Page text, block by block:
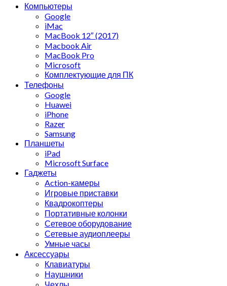
Компьютеры
Google
iMac
MacBook 12″ (2017)
Macbook Air
MacBook Pro
Microsoft
Комплектующие для ПК
Телефоны
Google
Huawei
iPhone
Razer
Samsung
Планшеты
iPad
Microsoft Surface
Гаджеты
Action-камеры
Игровые приставки
Квадрокоптеры
Портативные колонки
Сетевое оборудование
Сетевые аудиоплееры
Умные часы
Аксессуары
Клавиатуры
Наушники